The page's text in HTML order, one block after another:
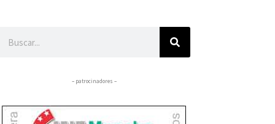
– patrocinadores –